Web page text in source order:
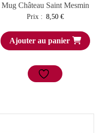
Mug Château Saint Mesmin
Prix : 8,50 €
Ajouter au panier